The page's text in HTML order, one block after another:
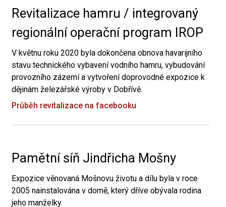
Revitalizace hamru / integrovaný
regionální operační program IROP
V květnu roku 2020 byla dokončena obnova havarijního
stavu technického vybavení vodního hamru, vybudování
provozního zázemí a vytvoření doprovodné expozice k
dějinám železářské výroby v Dobřívě.
Průběh revitalizace na facebooku
Pamětní síň Jindřicha Mošny
Expozice věnovaná Mošnovu životu a dílu byla v roce
2005 nainstalována v domě, který dříve obývala rodina
jeho manželky.